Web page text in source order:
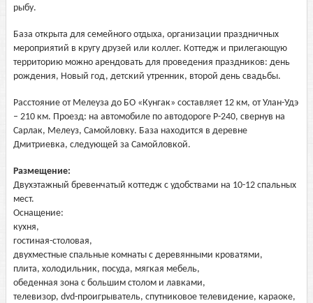
рыбу.
База открыта для семейного отдыха, организации праздничных
мероприятий в кругу друзей или коллег. Коттедж и прилегающую
территорию можно арендовать для проведения праздников: день
рождения, Новый год, детский утренник, второй день свадьбы.
Расстояние от Мелеуза до БО «Кунгак» составляет 12 км, от Улан-Удэ
– 210 км. Проезд: на автомобиле по автодороге Р-240, свернув на
Сарлак, Мелеуз, Самойловку. База находится в деревне
Дмитриевка, следующей за Самойловкой.
Размещение:
Двухэтажный бревенчатый коттедж с удобствами на 10-12 спальных
мест.
Оснащение:
кухня,
гостиная-столовая,
двухместные спальные комнаты с деревянными кроватями,
плита, холодильник, посуда, мягкая мебель,
обеденная зона с большим столом и лавками,
телевизор, dvd-проигрыватель, спутниковое телевидение, караоке,